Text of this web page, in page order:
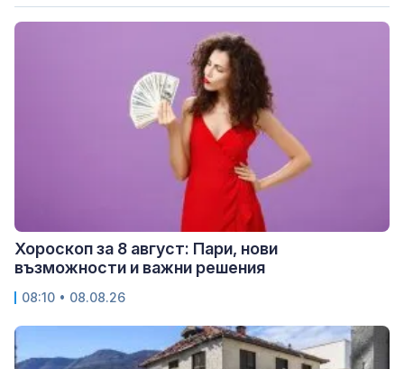
Хороскоп за 8 август: Пари, нови
възможности и важни решения
08:10 • 08.08.26